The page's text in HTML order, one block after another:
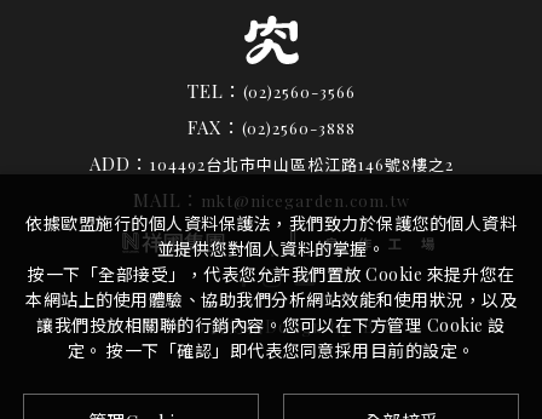
TEL： (02)2560-3566
FAX： (02)2560-3888
ADD： 104492台北市中山區松江路146號8樓之2
MAIL： mkt@nicegarden.com.tw
© 2026 究好豬Design by iBest
依據歐盟施行的個人資料保護法，我們致力於保護您的個人資料
並提供您對個人資料的掌握。
按一下「全部接受」，代表您允許我們置放 Cookie 來提升您在
本網站上的使用體驗、協助我們分析網站效能和使用狀況，以及
讓我們投放相關聯的行銷內容。您可以在下方管理 Cookie 設
定。 按一下「確認」即代表您同意採用目前的設定。